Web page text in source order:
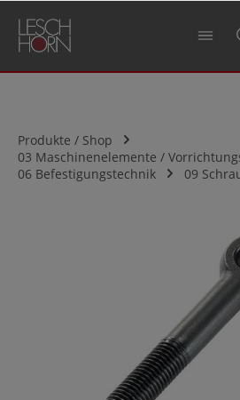
springen
Produkte / Shop
03 Maschinenelemente /
06 Befestigungstechnik
09